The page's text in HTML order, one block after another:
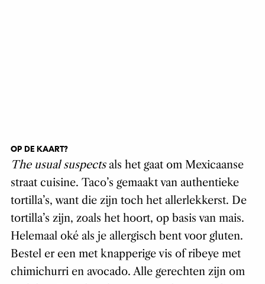
OP DE KAART?
The usual suspectsals het gaat om Mexicaanse
straat cuisine. Taco’s gemaakt van authentieke
tortilla’s, want die zijn toch het allerlekkerst. De
tortilla’s zijn, zoals het hoort, op basis van mais.
Helemaal oké als je allergisch bent voor gluten.
Bestel er een met knapperige vis of ribeye met
chimichurri en avocado. Alle gerechten zijn om